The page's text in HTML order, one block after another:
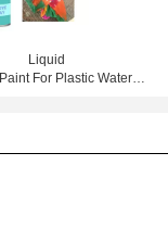
Liquid
For Plastic Water